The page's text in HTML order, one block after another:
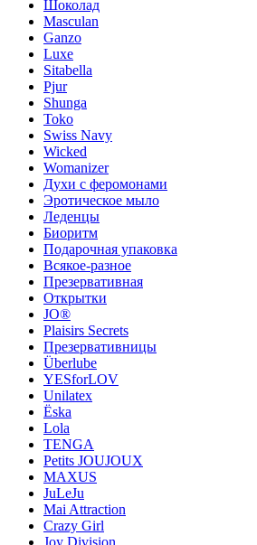
Шоколад
Masculan
Ganzo
Luxe
Sitabella
Pjur
Shunga
Toko
Swiss Navy
Wicked
Womanizer
Духи с феромонами
Эротическое мыло
Леденцы
Биоритм
Подарочная упаковка
Всякое-разное
Презервативная
Открытки
JO®
Plaisirs Secrets
Презервативницы
Überlube
YESforLOV
Unilatex
Ёska
Lola
TENGA
Petits JOUJOUX
MAXUS
JuLeJu
Mai Attraction
Crazy Girl
Joy Division